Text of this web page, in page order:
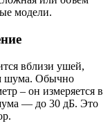
модели.
вблизи ушей,
шума. Обычно
– он измеряется в
— до 30 дБ. Это